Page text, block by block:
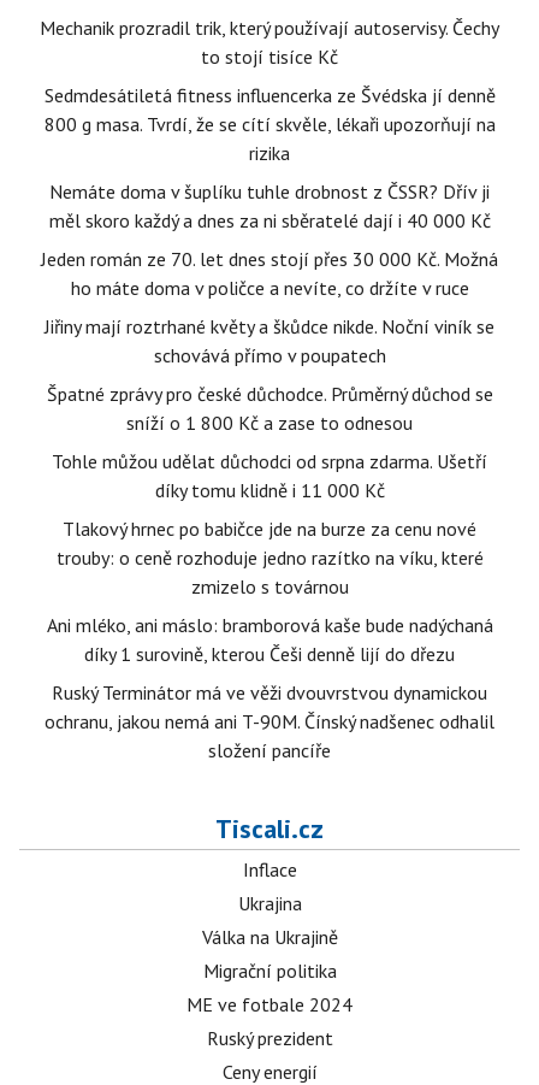
Mechanik prozradil trik, který používají autoservisy. Čechy
to stojí tisíce Kč
Sedmdesátiletá fitness influencerka ze Švédska jí denně
800 g masa. Tvrdí, že se cítí skvěle, lékaři upozorňují na
rizika
Nemáte doma v šuplíku tuhle drobnost z ČSSR? Dřív ji
měl skoro každý a dnes za ni sběratelé dají i 40 000 Kč
Jeden román ze 70. let dnes stojí přes 30 000 Kč. Možná
ho máte doma v poličce a nevíte, co držíte v ruce
Jiřiny mají roztrhané květy a škůdce nikde. Noční viník se
schovává přímo v poupatech
Špatné zprávy pro české důchodce. Průměrný důchod se
sníží o 1 800 Kč a zase to odnesou
Tohle můžou udělat důchodci od srpna zdarma. Ušetří
díky tomu klidně i 11 000 Kč
Tlakový hrnec po babičce jde na burze za cenu nové
trouby: o ceně rozhoduje jedno razítko na víku, které
zmizelo s továrnou
Ani mléko, ani máslo: bramborová kaše bude nadýchaná
díky 1 surovině, kterou Češi denně lijí do dřezu
Ruský Terminátor má ve věži dvouvrstvou dynamickou
ochranu, jakou nemá ani T-90M. Čínský nadšenec odhalil
složení pancíře
Tiscali.cz
Inflace
Ukrajina
Válka na Ukrajině
Migrační politika
ME ve fotbale 2024
Ruský prezident
Ceny energií